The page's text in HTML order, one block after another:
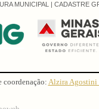
MUNICIPAL | CADASTRE
coordenação: Alzira Agostini